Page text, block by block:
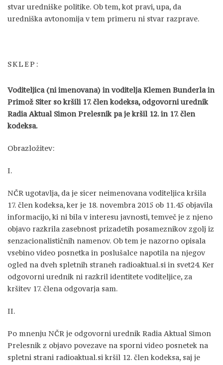
stvar uredniške politike. Ob tem, kot pravi, upa, da
uredniška avtonomija v tem primeru ni stvar razprave.
SKLEP:
Voditeljica (ni imenovana) in voditelja Klemen Bunderla in
Primož Siter so kršili 17. člen kodeksa, odgovorni urednik
Radia Aktual Simon Prelesnik pa je kršil 12. in 17. člen
kodeksa.
Obrazložitev:
I.
NČR ugotavlja, da je sicer neimenovana voditeljica kršila
17. člen kodeksa, ker je 18. novembra 2015 ob 11.45 objavila
informacijo, ki ni bila v interesu javnosti, temveč je z njeno
objavo razkrila zasebnost prizadetih posameznikov zgolj iz
senzacionalističnih namenov. Ob tem je nazorno opisala
vsebino video posnetka in poslušalce napotila na njegov
ogled na dveh spletnih straneh radioaktual.si in svet24. Ker
odgovorni urednik ni razkril identitete voditeljice, za
kršitev 17. člena odgovarja sam.
II.
Po mnenju NČR je odgovorni urednik Radia Aktual Simon
Prelesnik z objavo povezave na sporni video posnetek na
spletni strani radioaktual.si kršil 12. člen kodeksa, saj je